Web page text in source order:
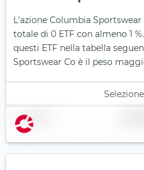
L'azione Columbia
totale di 0 ETF con almeno 1
questi ETF nella tabella
Sportswear Co è il peso
Selezione
Nome